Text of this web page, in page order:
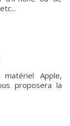
Apple,
proposera la